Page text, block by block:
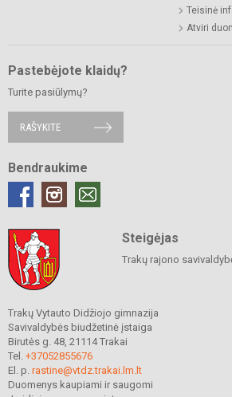
Teisinė
Atviri
Pastebėjote klaidų?
Turite pasiūlymų?
RAŠYKITE
Bendraukime
Steigėjas
Trakų rajono
Trakų Vytauto Didžiojo gimnazija
Savivaldybės biudžetinė įstaiga
Birutės g. 48, 21114 Trakai
Tel. +37052855676
El. p. rastine@vtdz.trakai.lm.lt
Duomenys kaupiami ir saugomi